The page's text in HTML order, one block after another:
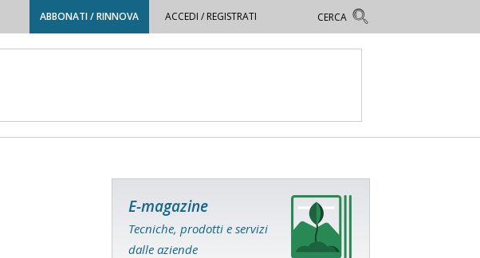
ABBONATI / RINNOVA ACCEDI / REGISTRATI
E-magazine
Tecniche, prodotti e servizi
dalle aziende